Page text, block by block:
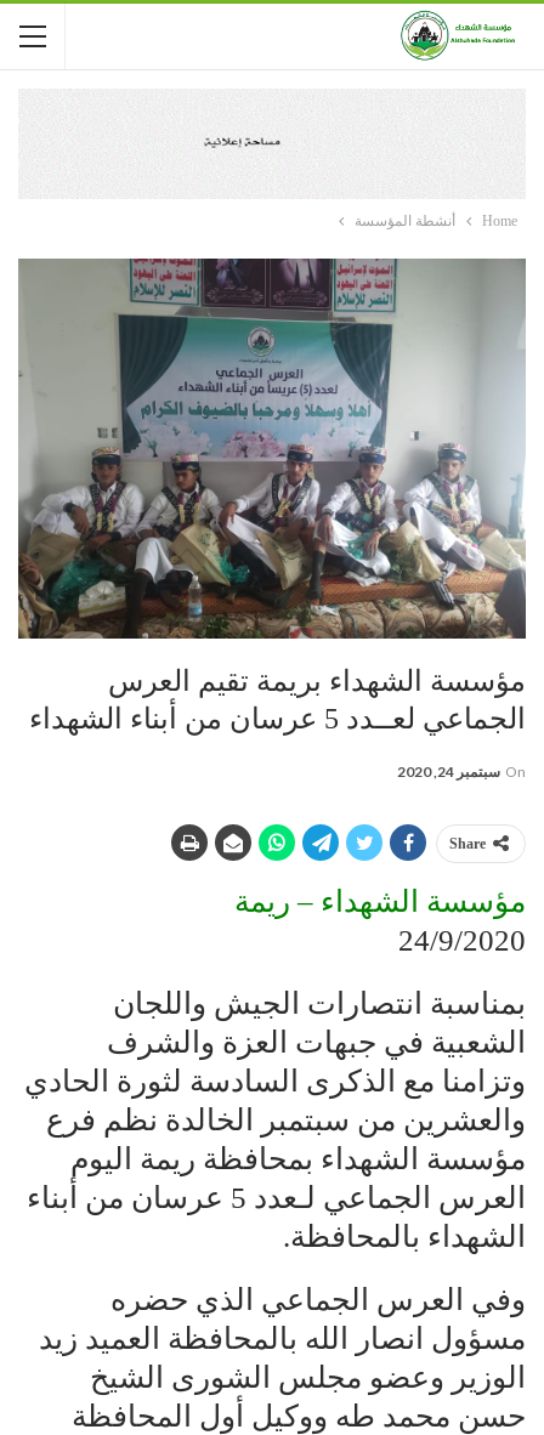
Home أنشطة المؤسسة
مؤسسة الشهداء بريمة تقيم العرس
الجماعي لعــدد 5 عرسان من أبناء الشهداء
On سبتمبر 24, 2020
Share
مؤسسة الشهداء – ريمة
24/9/2020
بمناسبة انتصارات الجيش واللجان
الشعبية في جبهات العزة والشرف
وتزامنا مع الذكرى السادسة لثورة الحادي
والعشرين من سبتمبر الخالدة نظم فرع
مؤسسة الشهداء بمحافظة ريمة اليوم
العرس الجماعي لـعدد 5 عرسان من أبناء
الشهداء بالمحافظة.
وفي العرس الجماعي الذي حضره
مسؤول انصار الله بالمحافظة العميد زيد
الوزير وعضو مجلس الشورى الشيخ
حسن محمد طه ووكيل أول المحافظة